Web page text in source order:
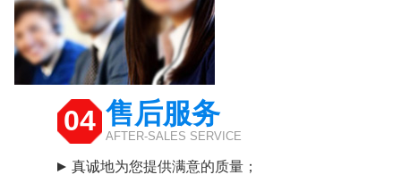
04 售后服务
AFTER-SALES SERVICE
真诚地为您提供满意的质量；